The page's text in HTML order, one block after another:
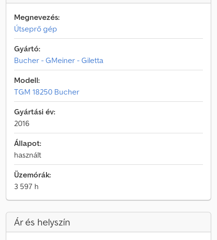
Megnevezés:
Útseprő gép
Gyártó:
Bucher - GMeiner - Giletta
Modell:
TGM 18250 Bucher
Gyártási év:
2016
Állapot:
használt
Üzemórák:
3 597 h
Ár és helyszín